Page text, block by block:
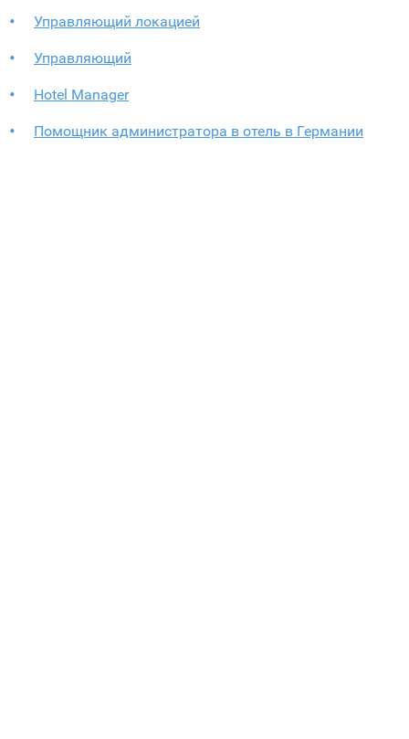
Управляющий локацией
Управляющий
Hotel Manager
Помощник администратора в отель в Германии